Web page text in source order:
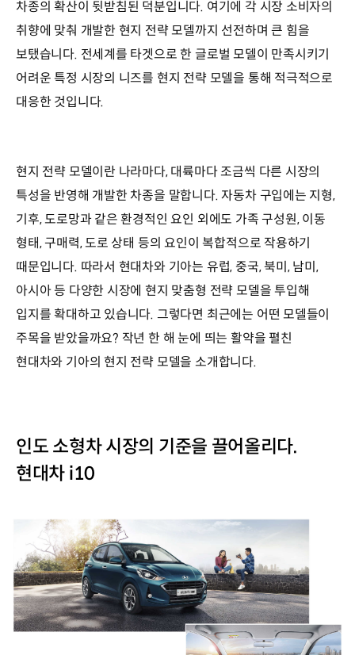
차종의 확산이 뒷받침된 덕분입니다. 여기에 각 시장 소비자의
취향에 맞춰 개발한 현지 전략 모델까지 선전하며 큰 힘을
보탰습니다. 전세계를 타겟으로 한 글로벌 모델이 만족시키기
어려운 특정 시장의 니즈를 현지 전략 모델을 통해 적극적으로
대응한 것입니다.
현지 전략 모델이란 나라마다, 대륙마다 조금씩 다른 시장의
특성을 반영해 개발한 차종을 말합니다. 자동차 구입에는 지형,
기후, 도로망과 같은 환경적인 요인 외에도 가족 구성원, 이동
형태, 구매력, 도로 상태 등의 요인이 복합적으로 작용하기
때문입니다. 따라서 현대차와 기아는 유럽, 중국, 북미, 남미,
아시아 등 다양한 시장에 현지 맞춤형 전략 모델을 투입해
입지를 확대하고 있습니다. 그렇다면 최근에는 어떤 모델들이
주목을 받았을까요? 작년 한 해 눈에 띄는 활약을 펼친
현대차와 기아의 현지 전략 모델을 소개합니다.
인도 소형차 시장의 기준을 끌어올리다.
현대차 i10